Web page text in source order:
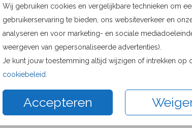
Wij gebruiken cookies en vergelijkbare technieken om
gebruikerservaring te bieden, ons websiteverkeer en
analyseren en voor marketing- en sociale
weergeven van gepersonaliseerde advertenties).
Je kunt jouw toestemming altijd wijzigen of intrekken op
cookiebeleid
Accepteren